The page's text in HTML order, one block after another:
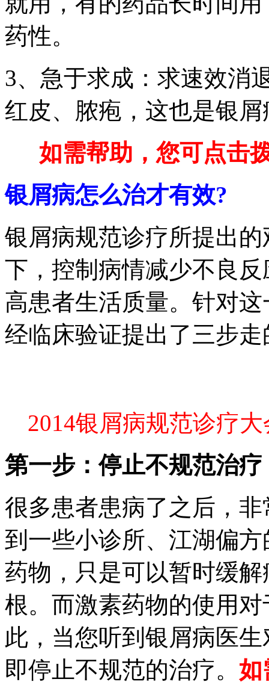
药性。
3、急于求成：求速效消
红皮、脓疱，这也是银
如需帮助，您可点击
银屑病怎么治才有效?
银屑病规范诊疗所提出
下，控制病情减少不良
高患者生活质量。针对
经临床验证提出了三步
2014银屑病规范诊疗
第一步：停止不规范治疗
很多患者患病了之后，
到一些小诊所、江湖偏
药物，只是可以暂时缓
根。而激素药物的使用
此，当您听到银屑病医
即停止不规范的治疗。 如